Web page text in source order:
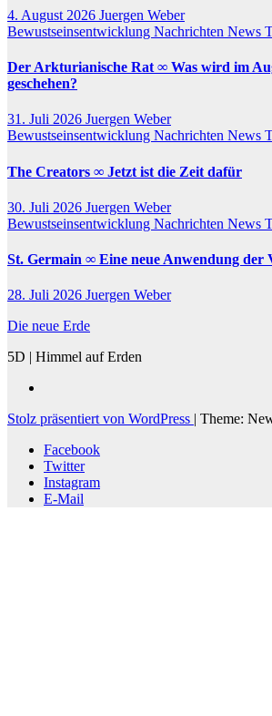
4. August 2026 Juergen Weber
Bewustseinsentwicklung Nachrichten News
Der Arkturianische Rat ∞ Was wird im
geschehen?
31. Juli 2026 Juergen Weber
Bewustseinsentwicklung Nachrichten News
The Creators ∞ Jetzt ist die Zeit dafür
30. Juli 2026 Juergen Weber
Bewustseinsentwicklung Nachrichten News
St. Germain ∞ Eine neue Anwendung der
28. Juli 2026 Juergen Weber
Die neue Erde
5D | Himmel auf Erden
Stolz präsentiert von WordPress | Theme:
Facebook
Twitter
Instagram
E-Mail